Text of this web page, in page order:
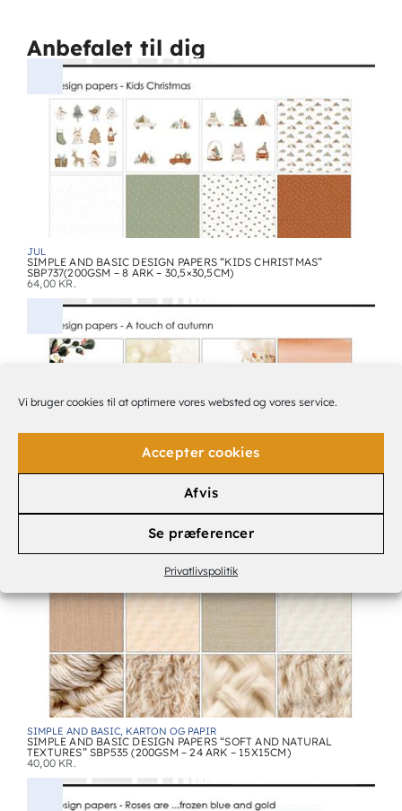
Vi bruger cookies til at optimere vores websted og vores service.
Accepter cookies
Afvis
Se præferencer
Privatlivspolitik
Anbefalet til dig
JUL
SIMPLE AND BASIC DESIGN PAPERS “KIDS CHRISTMAS”
SBP737(200GSM – 8 ARK – 30,5×30,5CM)
64,00 KR.
SIMPLE AND BASIC, KARTON OG PAPIR
SIMPLE AND BASIC DESIGN PAPERS “A TOUCH OF AUTUMN”
SBP538 200GSM – 24 ARK – 15X15CM)
SIMPLE AND BASIC, KARTON OG PAPIR
SIMPLE AND BASIC DESIGN PAPERS “SOFT AND NATURAL
TEXTURES” SBP535 (200GSM – 24 ARK – 15X15CM)
40,00 KR.